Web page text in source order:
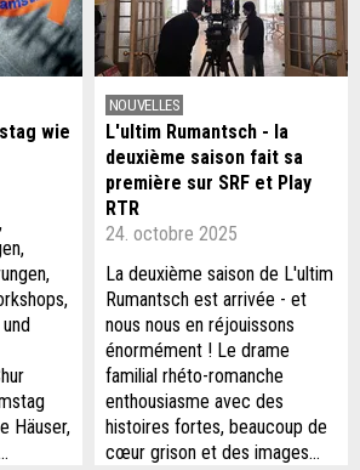
wie
Häuser,
NOUVELLES
L'ultim Rumantsch - la
deuxième saison fait sa
première sur SRF et Play
RTR
24. octobre 2025
La deuxième saison de L'ultim
Rumantsch est arrivée - et
nous nous en réjouissons
énormément ! Le drame
familial rhéto-romanche
enthousiasme avec des
histoires fortes, beaucoup de
cœur grison et des images…